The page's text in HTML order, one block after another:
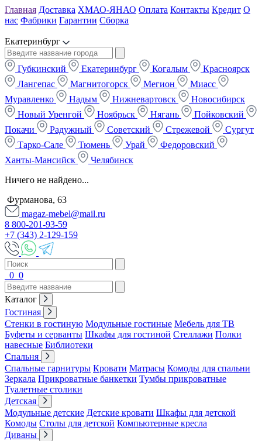
Главная Доставка ХМАО-ЯНАО Оплата Контакты Кредит О
нас Фабрики Гарантии Сборка
Екатеринбург
Губкинский Екатеринбург Когалым
Красноярск
Лангепас
Магнитогорск Мегион
Миасс
Муравленко
Надым Нижневартовск
Новосибирск
Новый Уренгой
Ноябрьск Нягань
Пойковский
Покачи
Радужный Советский Стрежевой
Сургут
Тарко-Сале
Тюмень Урай
Федоровский
Ханты-Мансийск
Челябинск
Ничего не найдено...
Фурманова, 63
magaz-mebel@mail.ru
8 800-201-93-59
+7 (343) 2-129-159
0 0
Каталог
Гостиная
Стенки в гостиную Модульные гостиные Мебель для ТВ
Буфеты и серванты Шкафы для гостиной Стеллажи Полки
навесные Библиотеки
Спальня
Спальные гарнитуры Кровати Матрасы Комоды для спальни
Зеркала Прикроватные банкетки Тумбы прикроватные
Туалетные столики
Детская
Модульные детские Детские кровати Шкафы для детской
Комоды Столы для детской Компьютерные кресла
Диваны